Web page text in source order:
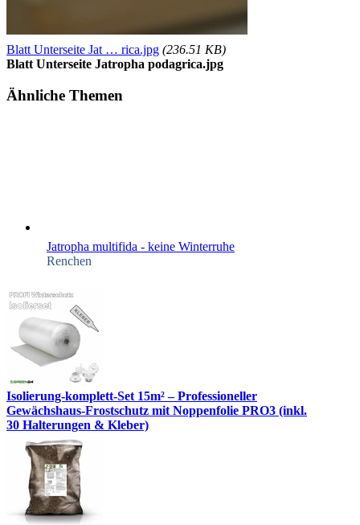
Blatt Unterseite Jat … rica.jpg (236.51 KB)
Blatt Unterseite Jatropha podagrica.jpg
Ähnliche Themen
Jatropha multifida - keine Winterruhe
Renchen
Isolierung-komplett-Set 15m² – Professioneller
Gewächshaus-Frostschutz mit Noppenfolie PRO3 (inkl.
30 Halterungen & Kleber)